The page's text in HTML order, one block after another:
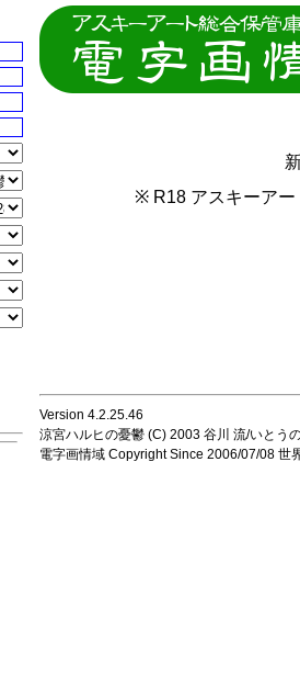
※ R18 アスキーアー
Version 4.2.25.46
涼宮ハルヒの憂鬱 (C) 2003 谷川 流/いとう
電字画情域 Copyright Since 2006/07/08 世